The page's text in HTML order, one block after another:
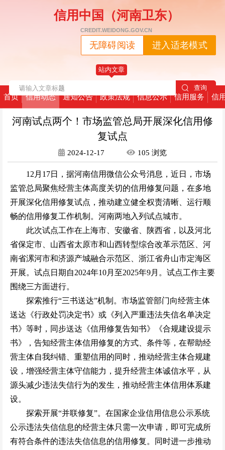
信用中国（河南卫东）
CREDIT.WEIDONG.GOV.CN
进入适老模式
无障碍阅读
站内文章
首页 信用动态 通知公告 政策法规 信息公示 信用服务 信
河南试点两个！市场监管总局开展深化信用修
复试点
2024-12-17 105 浏览
12月17日，据河南信用微信公众号消息，近日，市场
监管总局聚焦经营主体高度关切的信用修复问题，在多地
开展深化信用修复试点，推动建立健全权责清晰、运行顺
畅的信用修复工作机制。河南两地入列试点城市。
此次试点工作在上海市、安徽省、陕西省，以及河北
省保定市、山西省太原市和山西转型综合改革示范区、河
南省漯河市和济源产城融合示范区、浙江省舟山市定海区
开展。试点日期自2024年10月至2025年9月。试点工作主要
围绕三方面进行。
探索推行“三书送达”机制。市场监管部门向经营主体
送达《行政处罚决定书》或《列入严重违法失信名单决定
书》等时，同步送达《信用修复告知书》《合规建设提示
书》，告知经营主体信用修复的方式、条件等，在帮助经
营主体自我纠错、重塑信用的同时，推动经营主体合规建
设，增强经营主体守信能力，提升经营主体诚信水平，从
源头减少违法失信行为的发生，推动经营主体信用体系建
设。
探索开展“并联修复”。在国家企业信用信息公示系统
公示违法失信信息的经营主体只需一次申请，即可完成所
有符合条件的违法失信信息的信用修复。同时进一步推动